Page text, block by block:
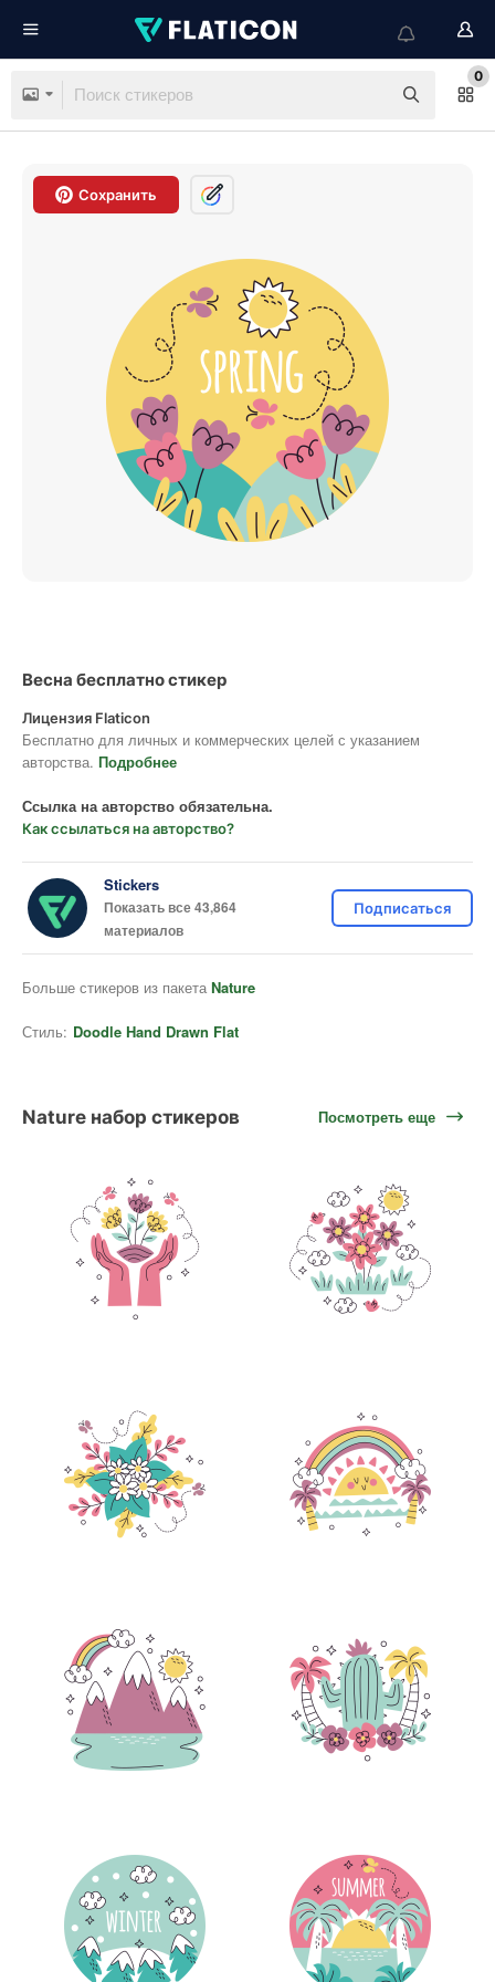
0
Сохранить
Весна бесплатно стикер
Лицензия Flaticon
Бесплатно для личных и коммерческих целей с указанием
авторства. Подробнее
Ссылка на авторство обязательна.
Как ссылаться на авторство?
Stickers
Показать все 43,864
материалов
Подписаться
Больше стикеров из пакета Nature
Стиль: Doodle Hand Drawn Flat
Nature набор стикеров Посмотреть еще